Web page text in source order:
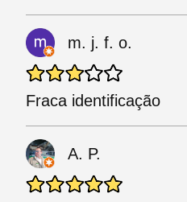
m. j. f. o.
Fraca identificação
A. P.